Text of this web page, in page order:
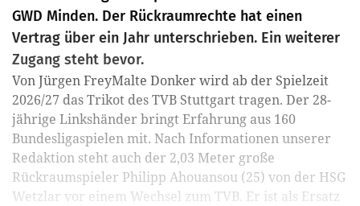
GWD Minden. Der Rückraumrechte hat einen
Vertrag über ein Jahr unterschrieben. Ein weiterer
Zugang steht bevor.
Von Jürgen FreyMalte Donker wird ab der Spielzeit
2026/27 das Trikot des TVB Stuttgart tragen. Der 28-
jährige Linkshänder bringt Erfahrung aus 160
Bundesligaspielen mit. Nach Informationen unserer
Redaktion steht auch der 2,03 Meter große
Rückraumspieler Philipp Ahouansou (25) von der HSG
Wetzlar vor einem Wechsel zum TVB. Er ist als Ersatz